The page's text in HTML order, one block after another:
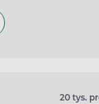
20 tys.